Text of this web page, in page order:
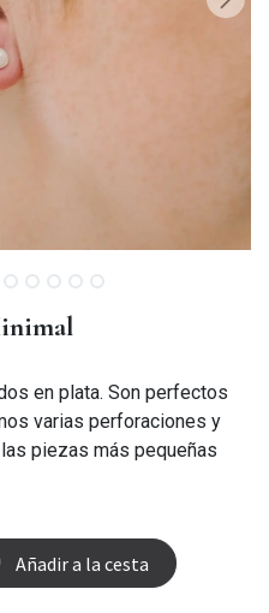
en plata. Son perfectos
varias perforaciones y
piezas más pequeñas
Añadir a la cesta